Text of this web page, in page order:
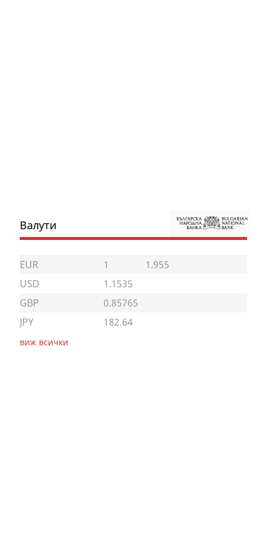
Валути
EUR 1
1.955
USD
1.1535
GBP
0.85765
JPY
182.64
виж всички